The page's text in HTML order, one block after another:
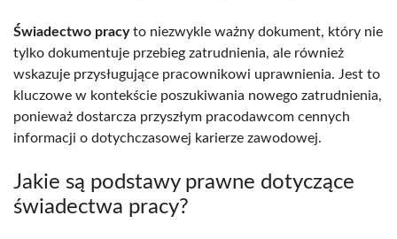
Świadectwo pracyto niezwykle ważny dokument, który nie
tylko dokumentuje przebieg zatrudnienia, ale również
wskazuje przysługujące pracownikowi uprawnienia. Jest to
kluczowe w kontekście poszukiwania nowego zatrudnienia,
ponieważ dostarcza przyszłym pracodawcom cennych
informacji o dotychczasowej karierze zawodowej.
Jakie są podstawy prawne dotyczące
świadectwa pracy?